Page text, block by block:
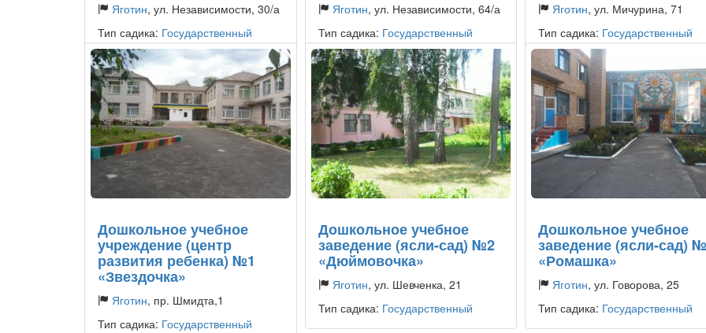
Яготин, ул. Независимости, 30/а
Тип садика: Государственный
Яготин, ул. Независимости, 64/а
Тип садика: Государственный
Яготин, ул. Мичурина, 71
Тип садика: Государственный
Дошкольное учебное
учреждение (центр
развития ребенка) №1
«Звездочка»
Яготин, пр. Шмидта,1
Тип садика: Государственный
Дошкольное учебное
заведение (ясли-сад) №2
«Дюймовочка»
Яготин, ул. Шевченка, 21
Тип садика: Государственный
Дошкольное учебное
заведение (ясли-сад)
«Ромашка»
Яготин, ул. Говорова, 25
Тип садика: Государственный